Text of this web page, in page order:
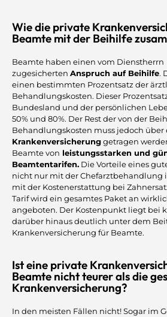
Wie die private
Beamte mit der Beihilfe
Beamte haben einen vom Dienstherrn
zugesicherten Anspruch auf Beihilfe.
einen bestimmten Prozentsatz der
Behandlungskosten. Dieser
Bundesland und der persönlichen
50% und 80%. Der Rest der von der
Behandlungskosten muss jedoch über
Krankenversicherunggetragen
Beamte von leistungsstarken und
Beamtentarifen. Die Vorteile eines
nicht nur mit der Chefarztbehandlung
mit der Kostenerstattung bei
Tarif wird ein gesamtes Paket an
angeboten. Der Kostenpunkt liegt bei
darüber hinaus deutlich unter dem
Krankenversicherung für Beamte.
Ist eine private
Beamte nicht teurer als die
Krankenversicherung?
In den meisten Fällen nicht! Sogar im